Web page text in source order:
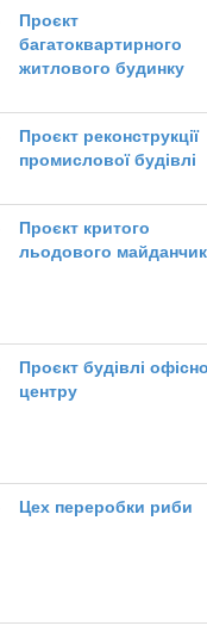
Проєкт
багатоквартирного
житлового будинку
Проєкт реконструкції
промислової будівлі
Проєкт критого
льодового
Проєкт будівлі
центру
Цех переробки риби